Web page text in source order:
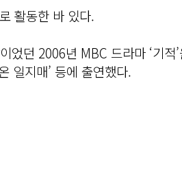
활동한 바 있다.
었던 2006년 MBC 드라마 ‘기적
일지매’ 등에 출연했다.